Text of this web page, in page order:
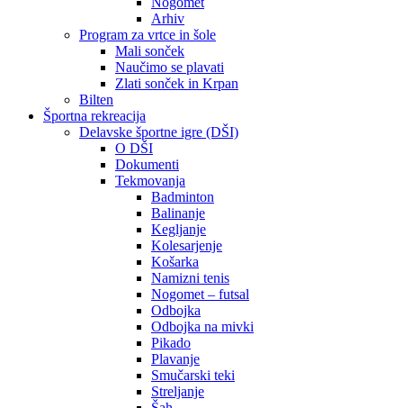
Arhiv
Program za vrtce in šole
Mali sonček
Naučimo se plavati
Zlati sonček in Krpan
Bilten
Športna rekreacija
Delavske športne igre (DŠI)
O DŠI
Dokumenti
Tekmovanja
Badminton
Balinanje
Kegljanje
Kolesarjenje
Košarka
Namizni tenis
Nogomet – futsal
Odbojka
Odbojka na mivki
Pikado
Plavanje
Smučarski teki
Streljanje